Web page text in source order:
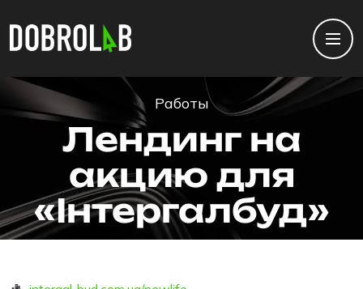
Работы
Лендинг на
акцию для
«Iнтергалбуд»